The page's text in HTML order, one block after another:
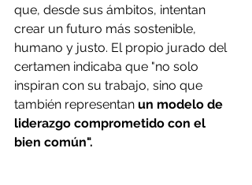
que, desde sus ámbitos, intentan
crear un futuro más sostenible,
humano y justo. El propio jurado del
certamen indicaba que "no solo
inspiran con su trabajo, sino que
también representan un modelo de
liderazgo comprometido con el
bien común".